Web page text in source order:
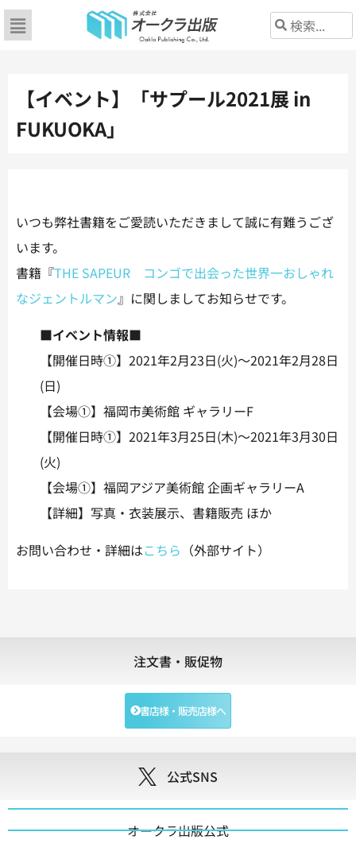
【イベント】「サプール2021展 in
FUKUOKA」
いつも弊社書籍をご愛読いただきまして誠に有難うござ
います。
書籍『THE SAPEUR コンゴで出会った世界一おしゃれ
なジェントルマン』に関しましてお知らせです。
■イベント情報■
【開催日時①】2021年2月23日(火)～2021年2月28日
(日)
【会場①】福岡市美術館 ギャラリーF
【開催日時①】2021年3月25日(木)～2021年3月30日
(火)
【会場①】福岡アジア美術館 企画ギャラリーA
【詳細】写真・衣装展示、書籍販売 ほか
お問い合わせ・詳細はこちら （外部サイト）
注文書・販促物
書店様・販売店様へ
公式SNS
オークラ出版公式